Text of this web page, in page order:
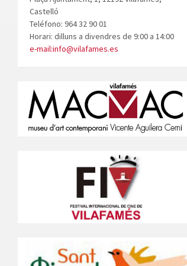
Castelló
Teléfono: 964 32 90 01
Horari: dilluns a divendres de 9:00 a 14:00
e-mail:info@vilafames.es